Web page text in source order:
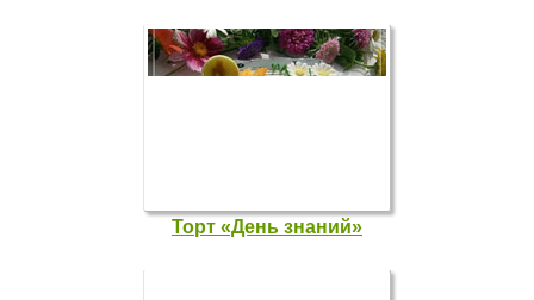
Торт «День знаний»